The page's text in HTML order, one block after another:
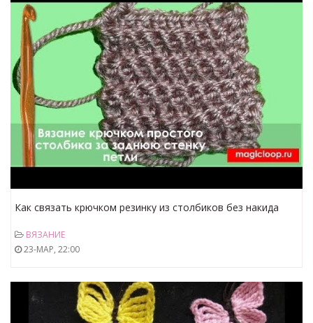
Как связать крючком резинку из столбиков без накида
ВЯЗАНИЕ
23-МАР, 22:00